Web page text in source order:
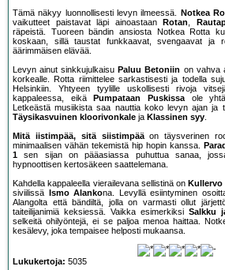
Tämä näkyy luonnollisesti levyn ilmeessä.
Notkea
vaikutteet paistavat läpi ainoastaan
Rotan,
räpeistä. Tuoreen bändin ansiosta Notkea Rotta
koskaan, sillä taustat funkkaavat, svengaavat ja
äärimmäisen elävää.
Levyn ainut sinkkujulkaisu Paluu Betoniin on vahva
korkealle. Rotta riimittelee sarkastisesti ja todella
Helsinkiin. Yhtyeen tyylille uskollisesti rivoja
kappaleessa, eikä
Pumpataan Puskissaole
Letkeästä musiikista saa nauttia koko levyn ajan ja
Täysikasvuinen kloorivonkale ja Klassinen syy.
Mitä iistimpää, sitä siistimpääon täysverinen
minimaalisen vähän tekemistä hip hopin kanssa.
1 sen sijan on pääasiassa puhuttua sanaa,
hypnoottisen kertosäkeen saattelemana.
Kahdella kappaleella vierailevana sellistinä on
siviilissä
Ismo Alankona. Levyllä esiintyminen
Alangolta että bändiltä, jolla on varmasti ollut
taiteilijanimiä keksiessä. Vaikka esimerkiksi Salkku
selkeitä ohilyöntejä, ei se paljoa menoa haittaa.
kesälevy, joka tempaisee helposti mukaansa.
Lukukertoja: 5035